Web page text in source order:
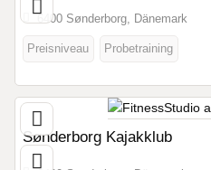
6400 Sønderborg, Dänemark
Preisniveau Probetraining
Sønderborg Kajakklub